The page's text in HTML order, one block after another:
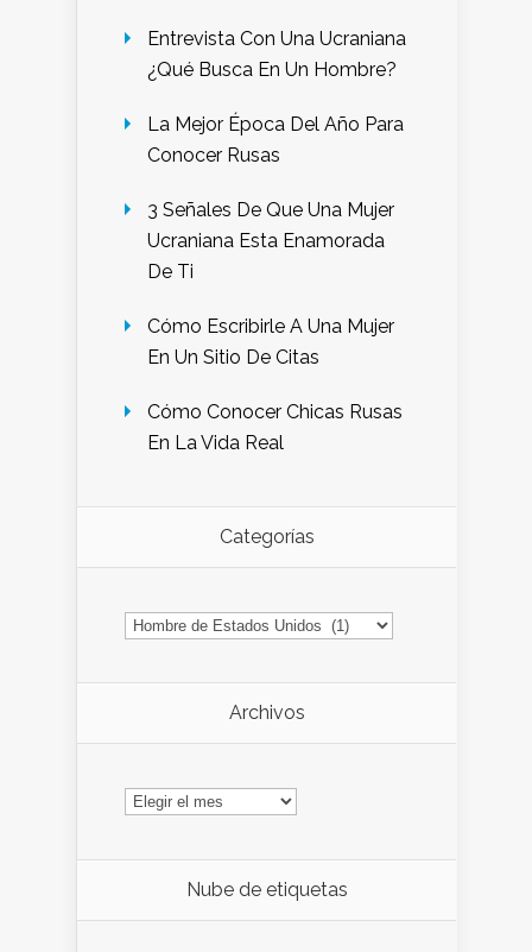
Entrevista Con Una Ucraniana
¿Qué Busca En Un Hombre?
La Mejor Época Del Año Para
Conocer Rusas
3 Señales De Que Una Mujer
Ucraniana Esta Enamorada
De Ti
Cómo Escribirle A Una Mujer
En Un Sitio De Citas
Cómo Conocer Chicas Rusas
En La Vida Real
Categorías
Categorías
Archivos
Archivos
Nube de etiquetas